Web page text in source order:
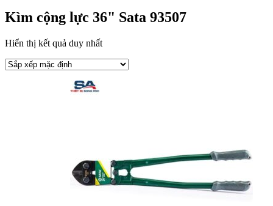
Kìm cộng lực 36" Sata 93507
Hiển thị kết quả duy nhất